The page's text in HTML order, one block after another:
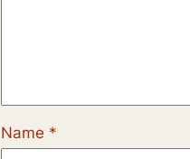
Name *